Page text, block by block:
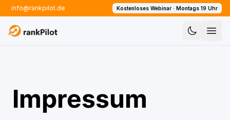
info@rankpilot.de Kostenloses Webinar · Montags 19 Uhr
Impressum